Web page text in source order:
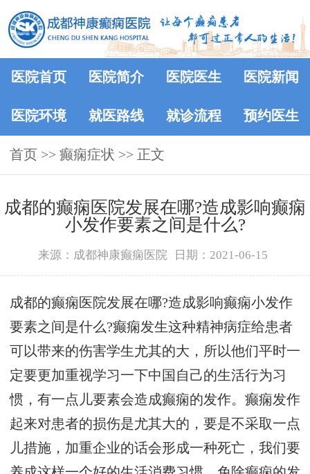
医院首页 医院简介 医院医生 医院新闻
医院环境 就医路线 就诊流程 预约医生
首页 >> 癫痫症状 >> 正文
成都的癫痫医院发展在哪?造成影响癫痫
小发作要素之间是什么?
来源：成都神康癫痫医院 日期：2021-06-15
成都的癫痫医院发展在哪?造成影响癫痫小发作
要素之间是什么?癫痫发生这种精神病症给患者
可以带来的伤害学生尤其的大，所以他们平时一
定要更加重视学习一下中国自己的生活行为习
惯，有一点儿要素会造成癫痫的发作。癫痫发作
起来对患者的损伤是尤其大的，要是不采取一点
儿措施，加重企业的话会形成一种死亡，我们要